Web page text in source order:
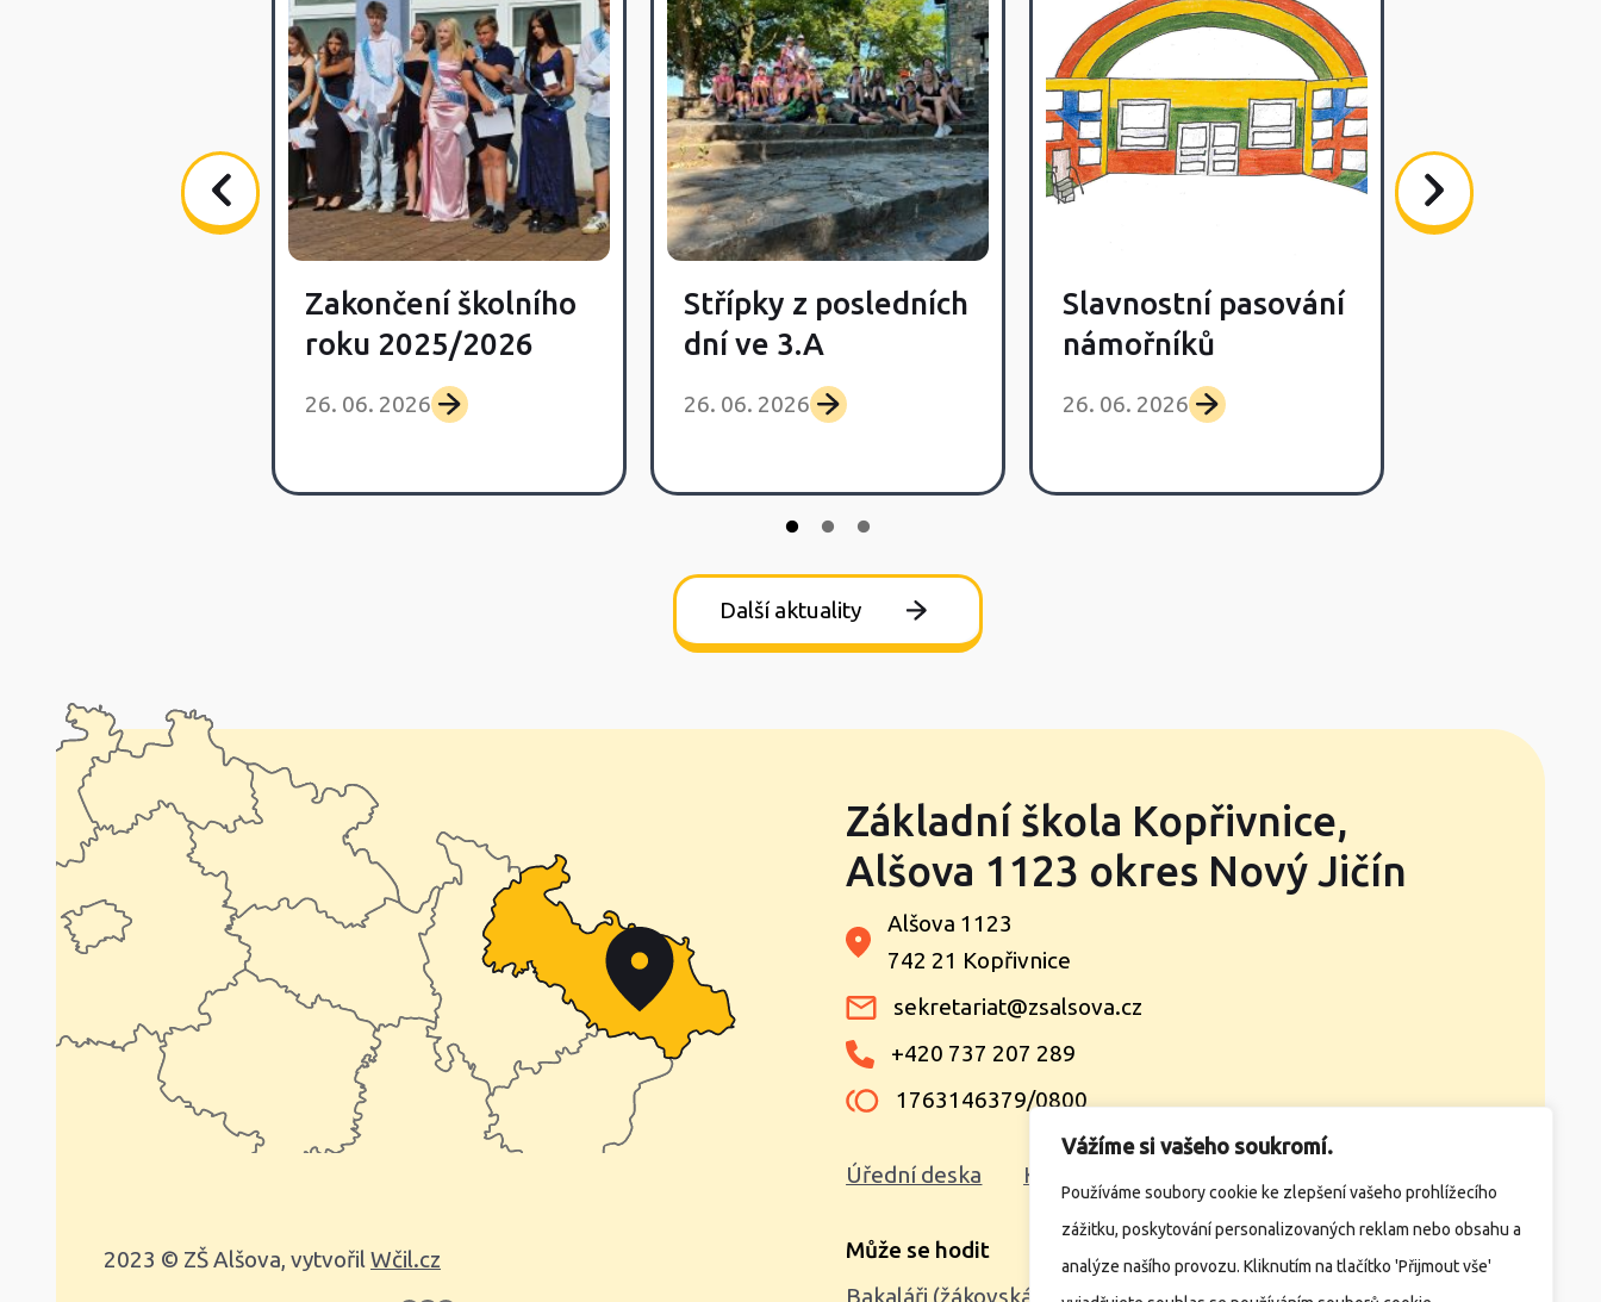
Vážíme si vašeho soukromí.
Používáme soubory cookie ke zlepšení vašeho prohlížecího
zážitku, poskytování personalizovaných reklam nebo obsahu a
analýze našího provozu. Kliknutím na tlačítko 'Přijmout vše'
Zakončení školního
roku 2025/2026
26. 06. 2026
Střípky z posledních
dní ve 3.A
26. 06. 2026
Slavnostní pasování
námořníků
26. 06. 2026
Další aktuality
Základní škola Kopřivnice,
Alšova 1123 okres Nový Jičín
Alšova 1123
742 21 Kopřivnice
sekretariat@zsalsova.cz
+420 737 207 289
1763146379/0800
Úřední deska Kontakty
Může se hodit
Bakaláři (žákovská knížka)
Školní e-mail E-strava
2023 © ZŠ Alšova, vytvořilWčil.cz